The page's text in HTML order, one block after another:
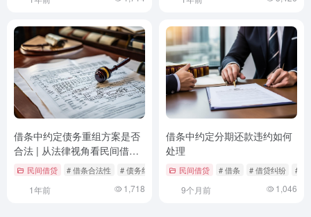
借条中约定债务重组方案是否
合法 | 从法律视角看民间借贷
的灵活处理
民间借贷 # 借条合法性 # 债务纠纷防范 # 债务重组
1年前 1,718
借条中约定分期还款违约如何
处理
民间借贷 # 借条 # 借贷纠纷 # 分
9个月前 1,046